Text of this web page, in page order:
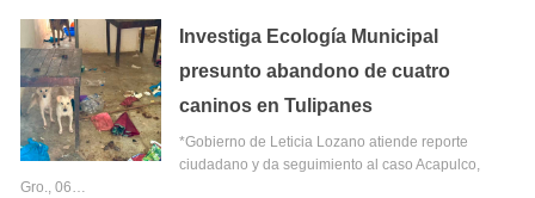
Investiga Ecología Municipal
presunto abandono de cuatro
caninos en Tulipanes
*Gobierno de Leticia Lozano atiende reporte
ciudadano y da seguimiento al caso Acapulco,
Gro., 06…